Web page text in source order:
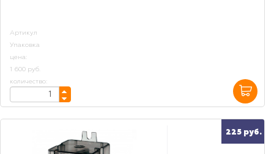
Артикул
Упаковка
цена:
1 600 руб.
количество:
225 руб.